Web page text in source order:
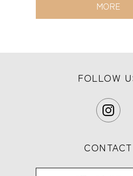
MORE
FOLLOW
CONTACT